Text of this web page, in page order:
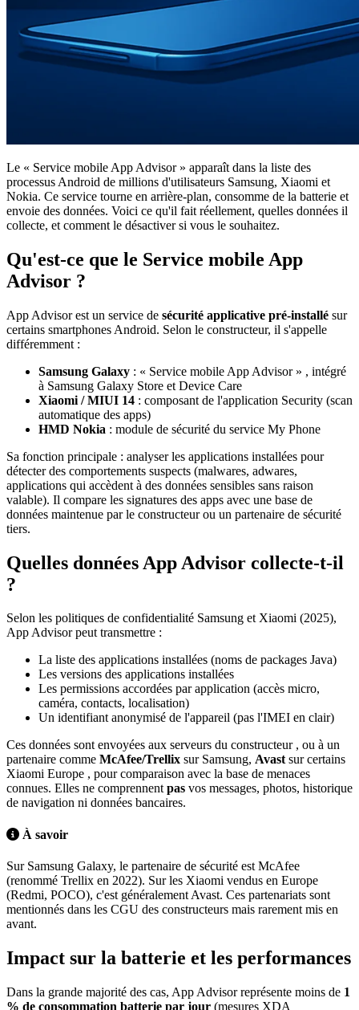
Le « Service mobile App Advisor » apparaît dans la liste des
processus Android de millions d'utilisateurs Samsung, Xiaomi et
Nokia. Ce service tourne en arrière-plan, consomme de la batterie et
envoie des données. Voici ce qu'il fait réellement, quelles données il
collecte, et comment le désactiver si vous le souhaitez.
Qu'est-ce que le Service mobile App
Advisor ?
App Advisor est un service de sécurité applicative pré-installé sur
certains smartphones Android. Selon le constructeur, il s'appelle
différemment :
Samsung Galaxy : « Service mobile App Advisor » , intégré
à Samsung Galaxy Store et Device Care
Xiaomi / MIUI 14 : composant de l'application Security (scan
automatique des apps)
HMD Nokia : module de sécurité du service My Phone
Sa fonction principale : analyser les applications installées pour
détecter des comportements suspects (malwares, adwares,
applications qui accèdent à des données sensibles sans raison
valable). Il compare les signatures des apps avec une base de
données maintenue par le constructeur ou un partenaire de sécurité
tiers.
Quelles données App Advisor collecte-t-il
?
Selon les politiques de confidentialité Samsung et Xiaomi (2025),
App Advisor peut transmettre :
La liste des applications installées (noms de packages Java)
Les versions des applications installées
Les permissions accordées par application (accès micro,
caméra, contacts, localisation)
Un identifiant anonymisé de l'appareil (pas l'IMEI en clair)
Ces données sont envoyées aux serveurs du constructeur , ou à un
partenaire comme McAfee/Trellix sur Samsung, Avastsur certains
Xiaomi Europe , pour comparaison avec la base de menaces
connues. Elles ne comprennentpas vos messages, photos, historique
de navigation ni données bancaires.
À savoir
Sur Samsung Galaxy, le partenaire de sécurité est McAfee
(renommé Trellix en 2022). Sur les Xiaomi vendus en Europe
(Redmi, POCO), c'est généralement Avast. Ces partenariats sont
mentionnés dans les CGU des constructeurs mais rarement mis en
avant.
Impact sur la batterie et les performances
Dans la grande majorité des cas, App Advisor représente moins de 1
% de consommation batterie par jour (mesures XDA